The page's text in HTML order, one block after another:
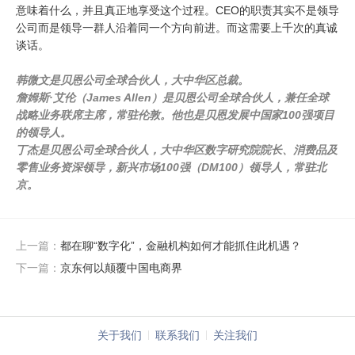
意味着什么，并且真正地享受这个过程。CEO的职责其实不是领导
公司而是领导一群人沿着同一个方向前进。而这需要上千次的真诚
谈话。
韩微文是贝恩公司全球合伙人，大中华区总裁。
詹姆斯·艾伦（James Allen）是贝恩公司全球合伙人，兼任全球
战略业务联席主席，常驻伦敦。他也是贝恩发展中国家100强项目
的领导人。
丁杰是贝恩公司全球合伙人，大中华区数字研究院院长、消费品及
零售业务资深领导，新兴市场100强（DM100）领导人，常驻北
京。
上一篇： 都在聊“数字化”，金融机构如何才能抓住此机遇？
下一篇： 京东何以颠覆中国电商界
关于我们 联系我们 关注我们